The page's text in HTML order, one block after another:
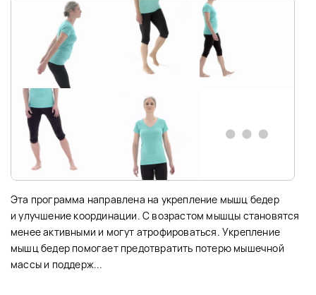
Эта программа направлена на укрепление мышц бедер
и улучшение координации. С возрастом мышцы становятся
менее активными и могут атрофироваться. Укрепление
мышц бедер помогает предотвратить потерю мышечной
массы и поддерж...